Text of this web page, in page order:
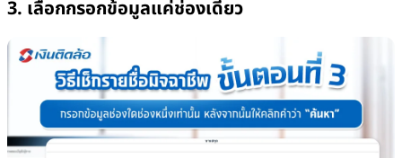
3. เลือกกรอกข้อมูลแค่ช่องเดียว